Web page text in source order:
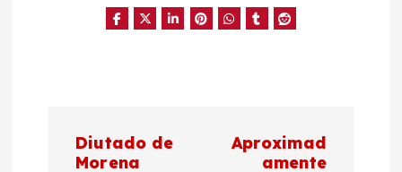
Diutado de
Morena
Aproximad
amente